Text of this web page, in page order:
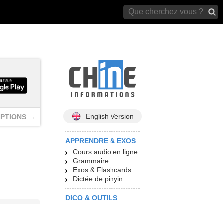
→ English Version
APPRENDRE & EXOS
Cours audio en ligne
Grammaire
Exos & Flashcards
Dictée de pinyin
DICO & OUTILS